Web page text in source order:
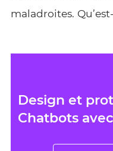
maladroites.
Design et
Chatbots